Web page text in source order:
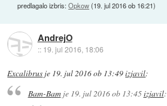
predlagalo izbris:Opkow(19. jul 2016 ob 16:21)
AndrejO
:: 19. jul 2016, 18:06
Excalibrus je 19. jul 2016 ob 13:49izjavil:
Bam-Bamje 19. jul 2016 ob 13:45izjavil: